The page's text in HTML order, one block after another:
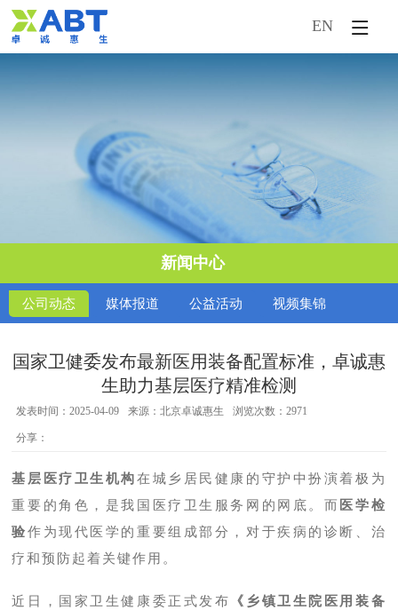
EN
人才引进
新闻中心
公司动态 媒体报道 公益活动 视频集锦
国家卫健委发布最新医用装备配置标准，卓诚惠
生助力基层医疗精准检测
发表时间：2025-04-09 来源：北京卓诚惠生 浏览次数：2971
分享：
基层医疗卫生机构在城乡居民健康的守护中扮演着极为
重要的角色，是我国医疗卫生服务网的网底。而 医学检
验作为现代医学的重要组成部分，对于疾病的诊断、治
疗和预防起着关键作用。
近日，国家卫生健康委正式发布
《乡镇卫生院医用装备